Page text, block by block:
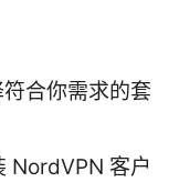
合你需求的套
NordVPN 客户